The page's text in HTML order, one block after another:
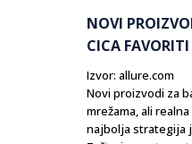
NOVI
CICA FAVORITI
Izvor: allure.com
Novi proizvodi za
mrežama, ali
najbolja strategija